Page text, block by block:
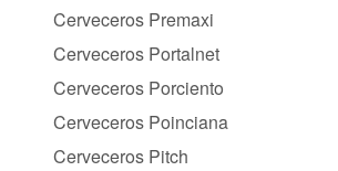
Cerveceros Premaxi
Cerveceros Portalnet
Cerveceros Porciento
Cerveceros Poinciana
Cerveceros Pitch